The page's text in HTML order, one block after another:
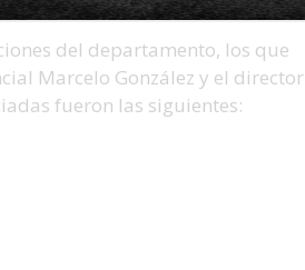
del departamento, los que
Marcelo González y el director
fueron las siguientes: